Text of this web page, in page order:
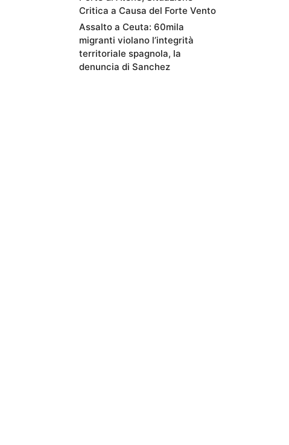
Critica a Causa del Forte Vento
Assalto a Ceuta: 60mila
migranti violano l’integrità
territoriale spagnola, la
denuncia di Sanchez